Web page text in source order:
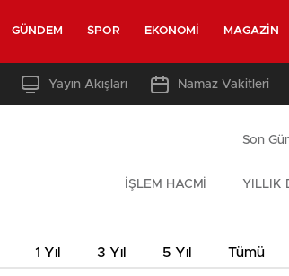
GÜNDEM SPOR EKONOMI MAGAZIN
Yayın Akışları Namaz Vakitleri
Son
İŞLEM HACMİ YILLIK
1 Yıl 3 Yıl 5 Yıl Tümü